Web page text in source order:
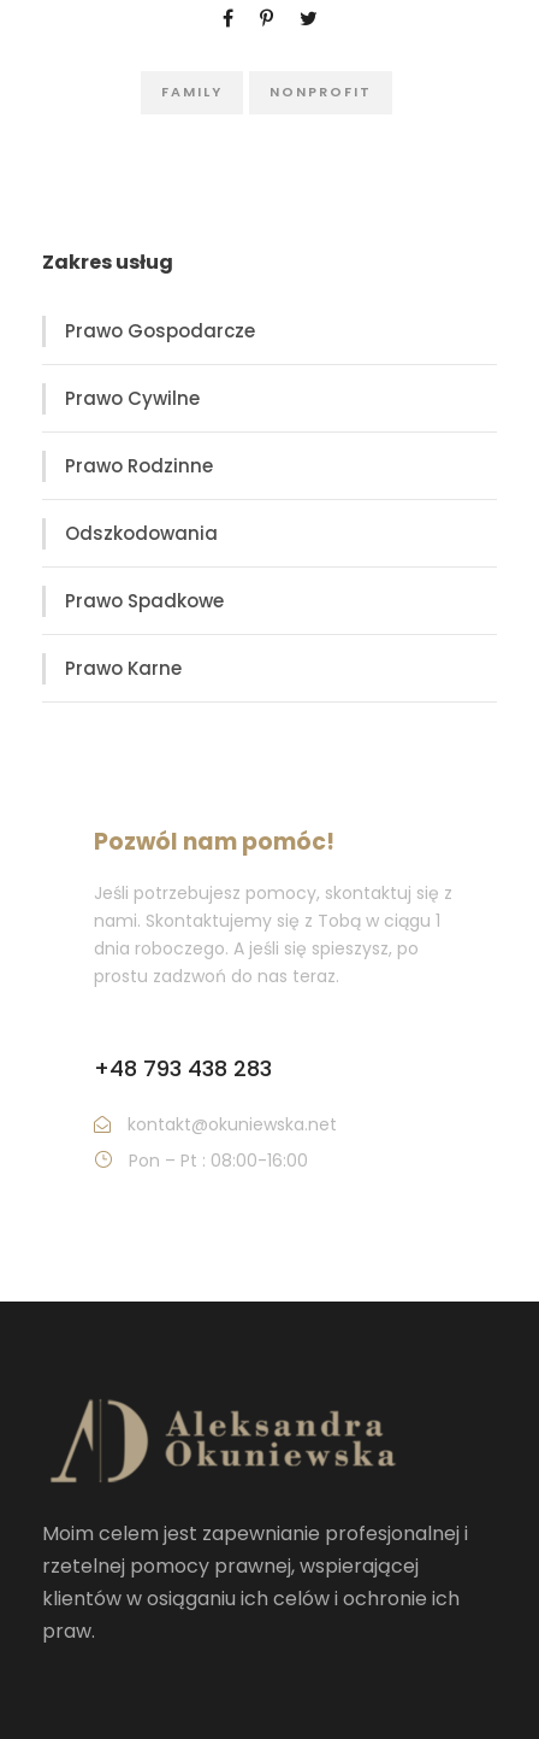
FAMILY NONPROFIT
Zakres usług
Prawo Gospodarcze
Prawo Cywilne
Prawo Rodzinne
Odszkodowania
Prawo Spadkowe
Prawo Karne
Pozwól nam pomóc!
Jeśli potrzebujesz pomocy, skontaktuj się z
nami. Skontaktujemy się z Tobą w ciągu 1
dnia roboczego. A jeśli się spieszysz, po
prostu zadzwoń do nas teraz.
+48 793 438 283
kontakt@okuniewska.net
Pon – Pt : 08:00-16:00
Moim celem jest zapewnianie profesjonalnej i
rzetelnej pomocy prawnej, wspierającej
klientów w osiąganiu ich celów i ochronie ich
praw.